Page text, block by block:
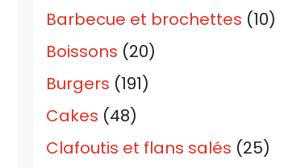
Barbecue et brochettes (10)
Boissons (20)
Burgers (191)
Cakes (48)
Clafoutis et flans salés (25)